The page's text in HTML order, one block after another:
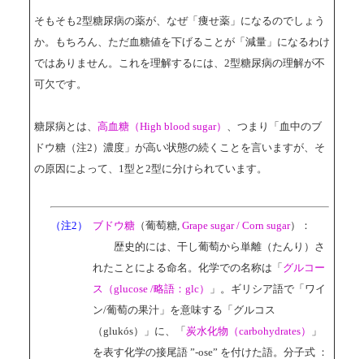
そもそも2型糖尿病の薬が、なぜ「痩せ薬」になるのでしょう
か。もちろん、ただ血糖値を下げることが「減量」になるわけ
ではありません。これを理解するには、2型糖尿病の理解が不
可欠です。
糖尿病とは、 高血糖（High blood sugar）
、つまり「血中のブ
ドウ糖（注2）濃度」が高い状態の続くことを言いますが、そ
の原因によって、1型と2型に分けられています。
（注2） ブドウ糖 （葡萄糖, Grape sugar / Corn sugar）：
歴史的には、干し葡萄から単離（たんり）さ
れたことによる命名。化学での名称は「グルコー
ス（glucose /略語：glc）
」。ギリシア語で「ワイ
ン/葡萄の果汁」を意味する「グルコス
（glukós）」に、「炭水化物（carbohydrates）
」
を表す化学の接尾語 ”-ose” を付けた語。分子式 ：